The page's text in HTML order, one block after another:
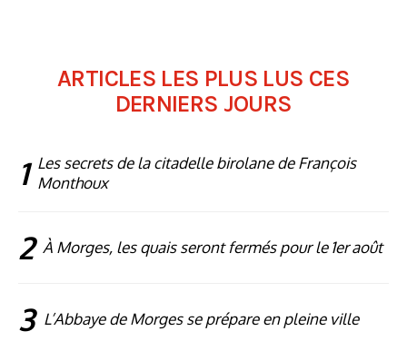
ARTICLES LES PLUS LUS CES
DERNIERS JOURS
1 Les secrets de la citadelle birolane de François
Monthoux
2 À Morges, les quais seront fermés pour le 1er août
3 L’Abbaye de Morges se prépare en pleine ville